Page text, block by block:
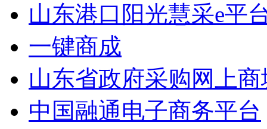
山东港口阳光慧采e平
一键商成
山东省政府采购网上商
中国融通电子商务平台